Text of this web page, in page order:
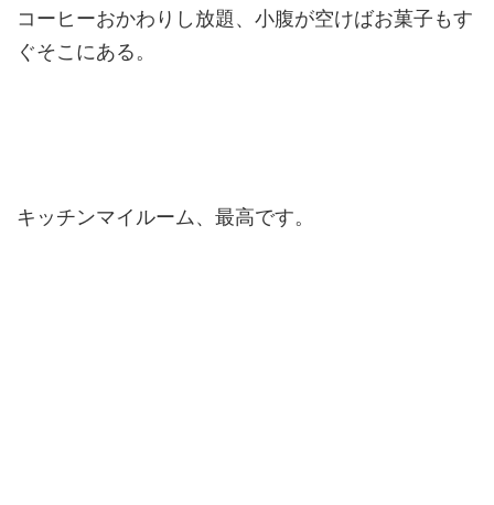
コーヒーおかわりし放題、小腹が空けばお菓子もす
ぐそこにある。
キッチンマイルーム、最高です。